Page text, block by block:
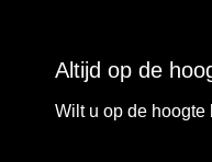
Altijd op de
Wilt u op de